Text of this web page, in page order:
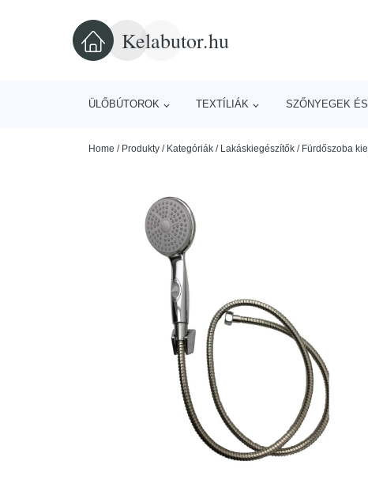
Kelabutor.hu
ÜLŐBÚTOROK TEXTÍLIÁK SZŐNYEGEK
Home / Produkty / Kategóriák / Lakáskiegészítők / Fürdőszoba